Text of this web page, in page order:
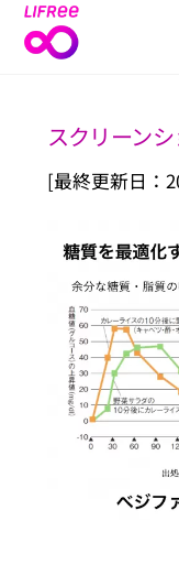
Skip
スクリーン
[最終更新日：